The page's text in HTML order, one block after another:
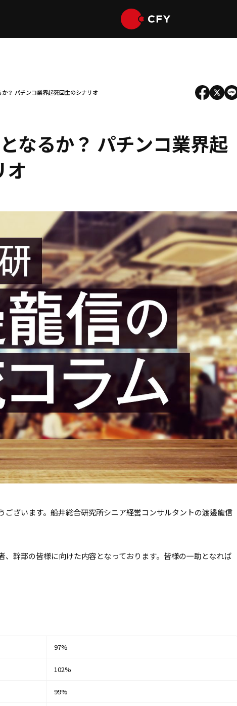
？ パチンコ業界起死回生のシナリオ
なるか？ パチンコ業界起
オ
ございます。船井総合研究所シニア経営コンサルタントの渡邊龍信
、幹部の皆様に向けた内容となっております。皆様の一助となれば
97%
102%
99%